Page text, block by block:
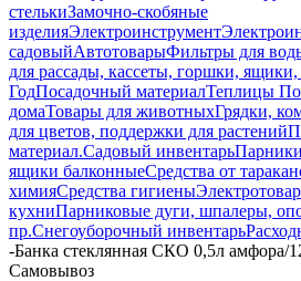
стелькиЗамочно-скобяные
изделияЭлектроинструмент
садовыйАвтотоварыФильтры для
для рассады, кассеты, горшки,
ГодПосадочный материалТеплицы
домаТовары для животныхГрядки,
для цветов, поддержки для растений
материал.Садовый инвентарьПарники
ящики балконныеСредства от
химияСредства гигиены
кухниПарниковые дуги, шпалеры,
пр.Снегоуборочный инвентарь
-Банка стеклянная СКО 0,5л амфора/
Самовывоз